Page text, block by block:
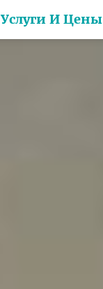
Услуги И Цены